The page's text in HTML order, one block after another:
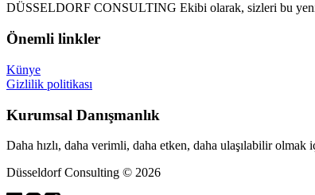
DÜSSELDORF CONSULTING Ekibi olarak, sizleri bu
Önemli linkler
Künye
Gizlilik politikası
Kurumsal Danışmanlık
Daha hızlı, daha verimli, daha etken, daha ulaşılabilir olmak
Düsseldorf Consulting © 2026